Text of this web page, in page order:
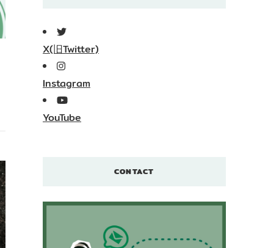
X(旧Twitter)
Instagram
YouTube
CONTACT